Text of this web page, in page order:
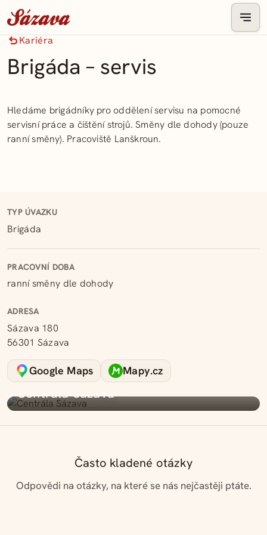
Kariéra
Brigáda – servis
Hledáme brigádníky pro oddělení servisu na pomocné
servisní práce a čištění strojů. Směny dle dohody (pouze
ranní směny). Pracoviště Lanškroun.
TYP ÚVAZKU
Brigáda
PRACOVNÍ DOBA
ranní směny dle dohody
ADRESA
Sázava 180
56301 Sázava
Google Maps Mapy.cz
Centrála
Centrála Sázava
Často kladené otázky
Odpovědi na otázky, na které se nás nejčastěji ptáte.